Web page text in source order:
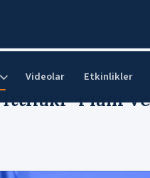
Videolar Etkinlikler
Planı